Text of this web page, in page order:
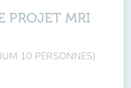
PROJET MRI
10 PERSONNES)